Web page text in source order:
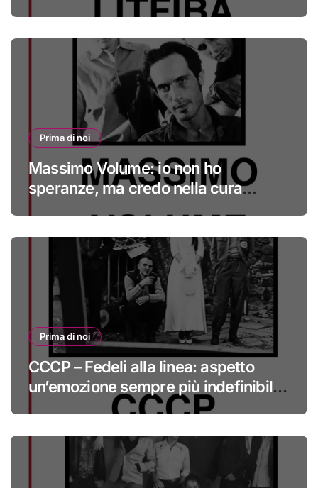
Prima di noi
Massimo Volume: io non ho
speranze, ma credo nella cura
Prima di noi
CCCP – Fedeli alla linea: aspetto
un’emozione sempre più indefinibile
#primadinoi